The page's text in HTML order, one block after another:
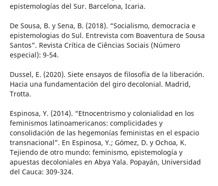
epistemologías del Sur. Barcelona, Icaria.
De Sousa, B. y Sena, B. (2018). “Socialismo, democracia e
epistemologias do Sul. Entrevista com Boaventura de Sousa
Santos”. Revista Crítica de Ciências Sociais (Número
especial): 9-54.
Dussel, E. (2020). Siete ensayos de filosofía de la liberación.
Hacia una fundamentación del giro decolonial. Madrid,
Trotta.
Espinosa, Y. (2014). “Etnocentrismo y colonialidad en los
feminismos latinoamericanos: complicidades y
consolidación de las hegemonías feministas en el espacio
transnacional”. En Espinosa, Y.; Gómez, D. y Ochoa, K.
Tejiendo de otro mundo: feminismo, epistemología y
apuestas decoloniales en Abya Yala. Popayán, Universidad
del Cauca: 309-324.